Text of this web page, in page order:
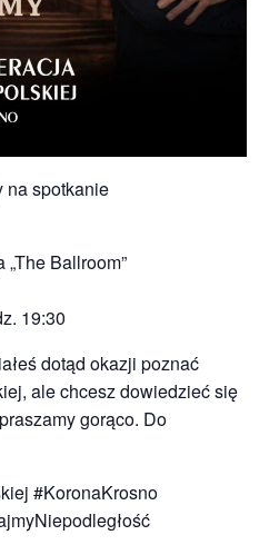
na spotkanie
Ballroom”
19:30
dotąd okazji poznać
ale chcesz dowiedzieć się
gorąco. Do
#KoronaKrosno